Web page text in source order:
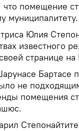
что помещение
муниципалитету.
Юлия
известного
странице на
Бартасе
не
помещения